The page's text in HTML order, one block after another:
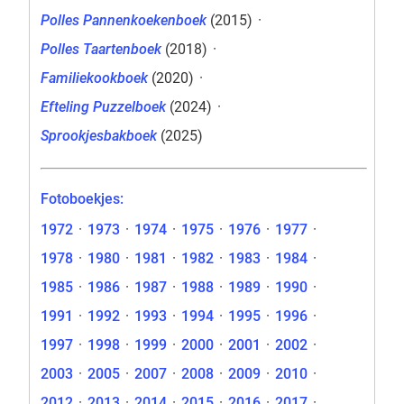
Polles Pannenkoekenboek(2015) ·
Polles Taartenboek(2018) ·
Familiekookboek(2020) ·
Efteling Puzzelboek‎(2024) ·
Sprookjesbakboek(2025)
Fotoboekjes:
1972 · 1973 · 1974 · 1975 · 1976 · 1977 ·
1978 · 1980 · 1981 · 1982 · 1983 · 1984 ·
1985 · 1986 · 1987 · 1988 · 1989 · 1990 ·
1991 · 1992 · 1993 · 1994 · 1995 · 1996 ·
1997 · 1998 · 1999 · 2000 · 2001 · 2002 ·
2003 · 2005 · 2007 · 2008 · 2009 · 2010 ·